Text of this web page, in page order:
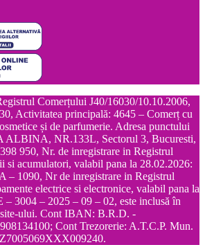
Comerțului J40/16030/10.10.2006,
Activitatea principală: 4645 – Comerț cu
și de parfumerie. Adresa punctului
ALBINA, NR.133L, Sectorul 3, Bucuresti,
950, Nr. de inregistrare in Registrul
si acumulatori, valabil pana la 28.02.2026:
– 1090, Nr de inregistrare in Registrul
electrice si electronice, valabil pana la
– 3004 – 2025 – 09 – 02, este inclusă în
site-ului. Cont IBAN: B.R.D. -
Cont Trezorerie: A.T.C.P. Mun.